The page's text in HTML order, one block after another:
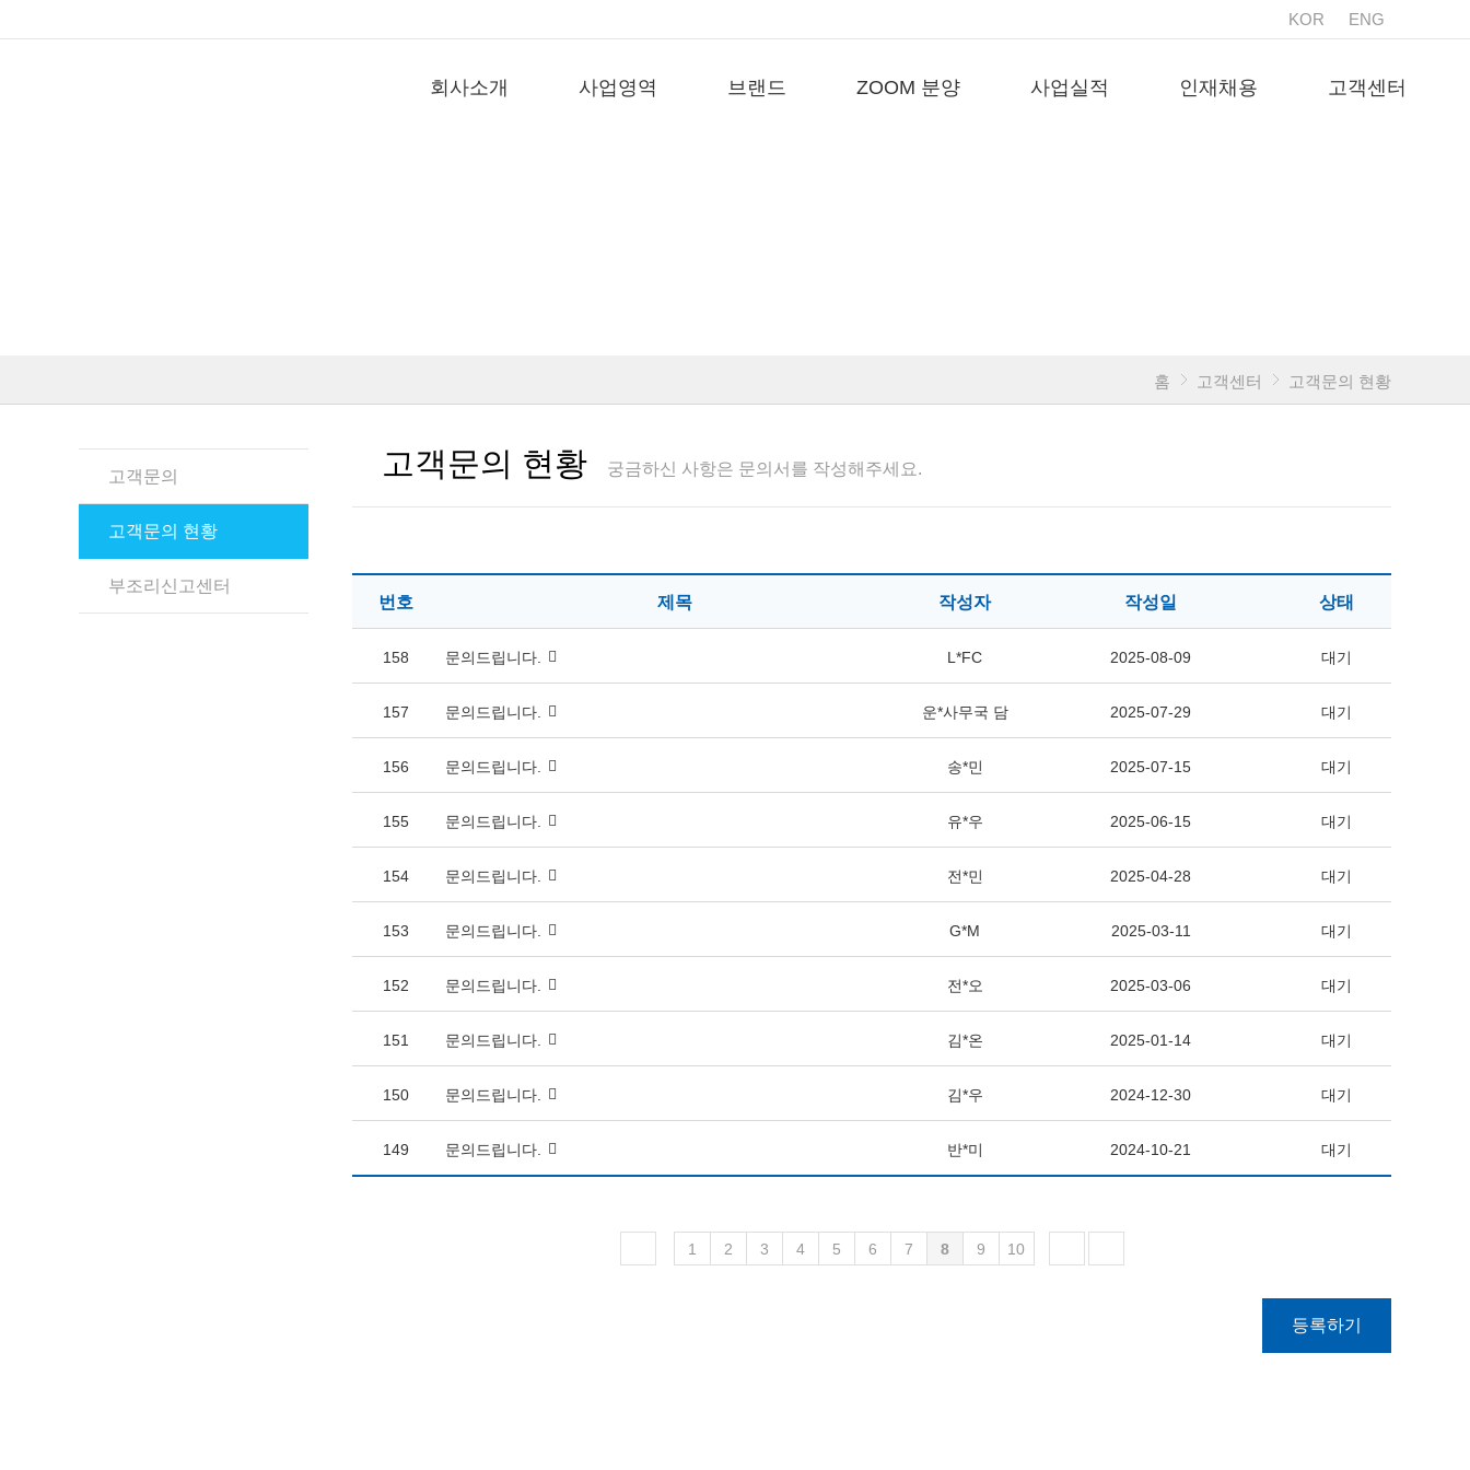
KOR ENG
회사소개 사업영역 브랜드 ZOOM 분양 사업실적 인재채용 고객센터
홈 고객센터 고객문의 현황
고객문의
고객문의 현황
부조리신고센터
고객문의 현황 궁금하신 사항은 문의서를 작성해주세요.
번호 제목 작성자 작성일 상태
158 문의드립니다. L*FC 2025-08-09 대기
157 문의드립니다. 운*사무국 담 2025-07-29 대기
156 문의드립니다. 송*민 2025-07-15 대기
155 문의드립니다. 유*우 2025-06-15 대기
154 문의드립니다. 전*민 2025-04-28 대기
153 문의드립니다. G*M 2025-03-11 대기
152 문의드립니다. 전*오 2025-03-06 대기
151 문의드립니다. 김*온 2025-01-14 대기
150 문의드립니다. 김*우 2024-12-30 대기
149 문의드립니다. 반*미 2024-10-21 대기
1 2 3 4 5 6 7 8 9 10
등록하기